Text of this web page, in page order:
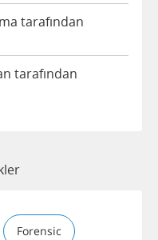
tarafından
tarafından
Forensic